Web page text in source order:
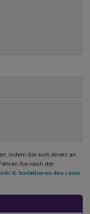
indem Sie sich direkt an
Sie nach der
6: Installieren des Linux